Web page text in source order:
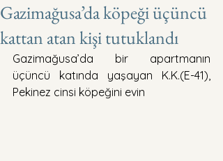
Gazimağusa’da köpeği üçüncü
kattan atan kişi tutuklandı
Gazimağusa’da bir apartmanın
üçüncü katında yaşayan K.K.(E-41),
Pekinez cinsi köpeğini evin